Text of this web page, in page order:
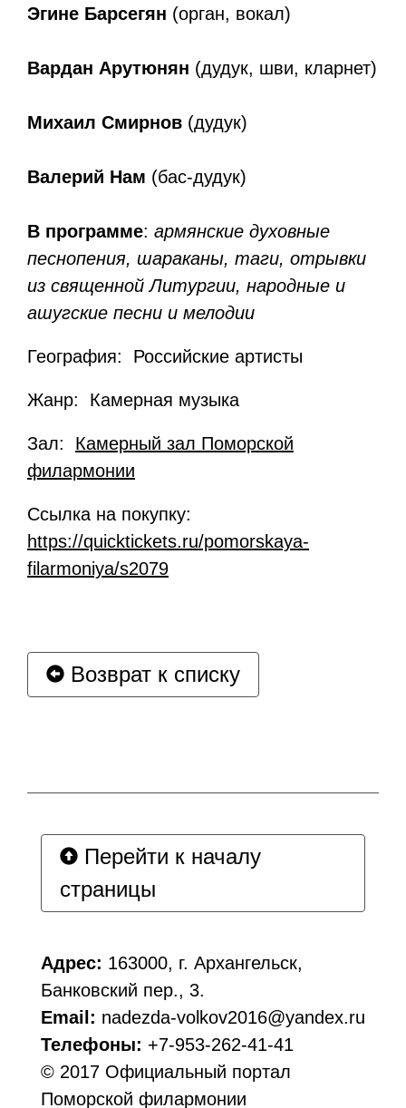
Эгине Барсегян (орган, вокал)
Вардан Арутюнян (дудук, шви, кларнет)
Михаил Смирнов (дудук)
Валерий Нам (бас-дудук)
В программе: армянские духовные
песнопения, шараканы, таги, отрывки
из священной Литургии, народные и
ашугские песни и мелодии
География: Российские артисты
Жанр: Камерная музыка
Зал: Камерный зал Поморской
филармонии
Ссылка на покупку:
https://quicktickets.ru/pomorskaya-
filarmoniya/s2079
Возврат к списку
Перейти к началу
страницы
Адрес: 163000, г. Архангельск,
Банковский пер., 3.
Email: nadezda-volkov2016@yandex.ru
Телефоны: +7-953-262-41-41
© 2017 Официальный портал
Поморской филармонии